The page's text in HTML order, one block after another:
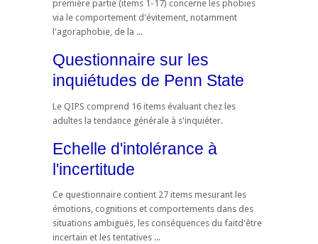
première partie (items 1-17) concerne les phobies
via le comportement d'évitement, notamment
l'agoraphobie, de la ...
Questionnaire sur les
inquiétudes de Penn State
Le QIPS comprend 16 items évaluant chez les
adultes la tendance générale à s'inquiéter.
Echelle d'intolérance à
l'incertitude
Ce questionnaire contient 27 items mesurant les
émotions, cognitions et comportements dans des
situations ambiguës, les conséquences du faitd'être
incertain et les tentatives ...